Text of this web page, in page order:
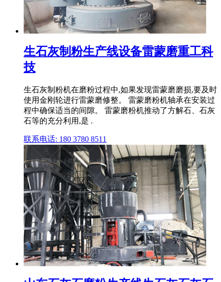
生石灰制粉生产线设备雷蒙磨重工科
技
生石灰制粉机在磨粉过程中,如果发现雷蒙磨磨损,要及时
使用金刚轮进行雷蒙磨修整。 雷蒙磨粉机轴承在安装过
程中确保适当的间隙。 雷蒙磨粉机推动了方解石、石灰
石等的充分利用,是 .
联系电话: 180 3780 8511